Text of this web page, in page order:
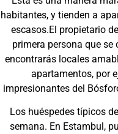
habitantes, y tienden a
escasos.El propietario
primera persona que se
encontrarás locales
apartamentos, por
impresionantes del
Los huéspedes típicos
semana. En Estambul,